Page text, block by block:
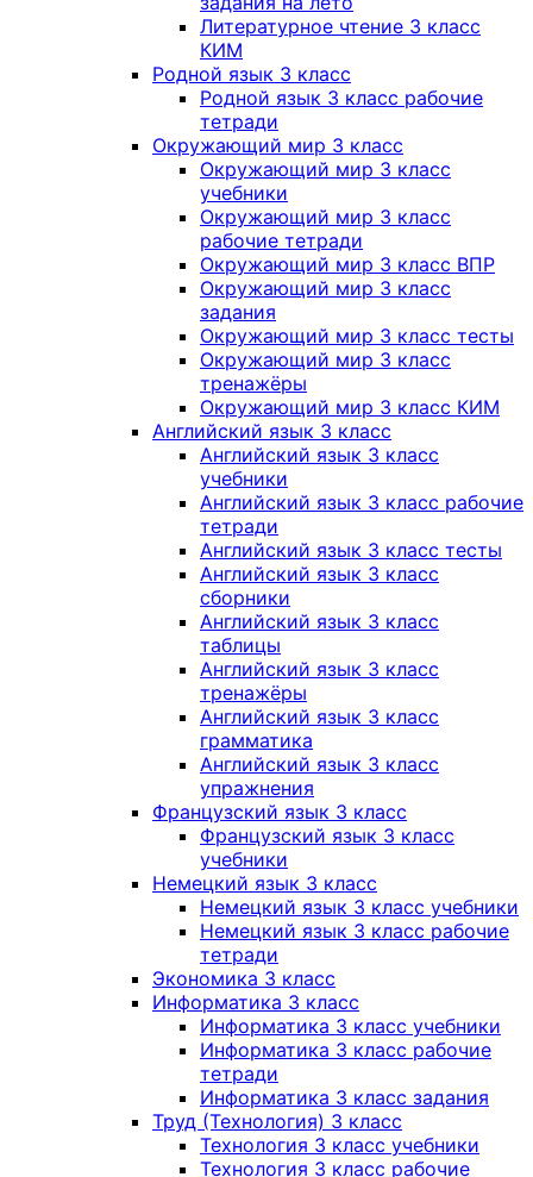
Литературное чтение 3 класс
КИМ
Родной язык 3 класс
Родной язык 3 класс рабочие
тетради
Окружающий мир 3 класс
Окружающий мир 3 класс
учебники
Окружающий мир 3 класс
рабочие тетради
Окружающий мир 3 класс ВПР
Окружающий мир 3 класс
задания
Окружающий мир 3 класс тесты
Окружающий мир 3 класс
тренажёры
Окружающий мир 3 класс КИМ
Английский язык 3 класс
Английский язык 3 класс
учебники
Английский язык 3 класс рабочие
тетради
Английский язык 3 класс тесты
Английский язык 3 класс
сборники
Английский язык 3 класс
таблицы
Английский язык 3 класс
тренажёры
Английский язык 3 класс
грамматика
Английский язык 3 класс
упражнения
Французский язык 3 класс
Французский язык 3 класс
учебники
Немецкий язык 3 класс
Немецкий язык 3 класс учебники
Немецкий язык 3 класс рабочие
тетради
Экономика 3 класс
Информатика 3 класс
Информатика 3 класс учебники
Информатика 3 класс рабочие
тетради
Информатика 3 класс задания
Труд (Технология) 3 класс
Технология 3 класс учебники
Технология 3 класс рабочие